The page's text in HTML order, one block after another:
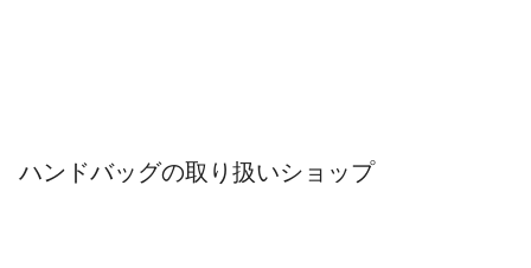
ハンドバッグの取り扱いショップ